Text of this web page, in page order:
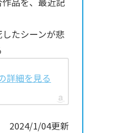
たシーンが悲
詳細を見る
2024/1/04更新